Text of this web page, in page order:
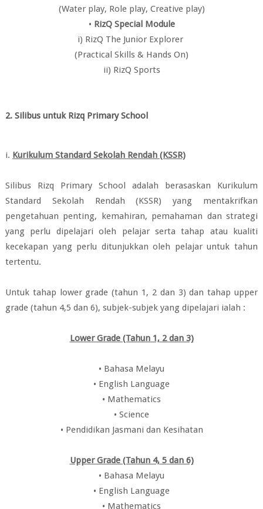
(Water play, Role play, Creative play)
• RizQ Special Module
i) RizQ The Junior Explorer
(Practical Skills & Hands On)
ii) RizQ Sports
2. Silibus untuk Rizq Primary School
i. Kurikulum Standard Sekolah Rendah (KSSR)
Silibus Rizq Primary School adalah berasaskan Kurikulum
Standard Sekolah Rendah (KSSR) yang mentakrifkan
pengetahuan penting, kemahiran, pemahaman dan strategi
yang perlu dipelajari oleh pelajar serta tahap atau kualiti
kecekapan yang perlu ditunjukkan oleh pelajar untuk tahun
tertentu.
Untuk tahap lower grade (tahun 1, 2 dan 3) dan tahap upper
grade (tahun 4,5 dan 6), subjek-subjek yang dipelajari ialah :
Lower Grade (Tahun 1, 2 dan 3)
• Bahasa Melayu
• English Language
• Mathematics
• Science
• Pendidikan Jasmani dan Kesihatan
Upper Grade (Tahun 4, 5 dan 6)
• Bahasa Melayu
• English Language
• Mathematics